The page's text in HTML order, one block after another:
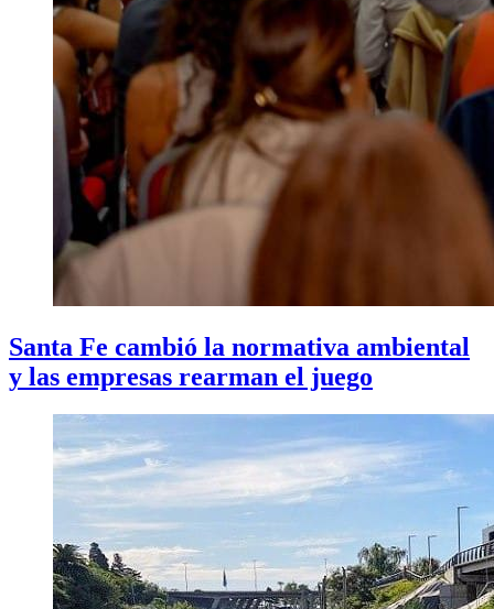
Santa Fe cambió la normativa ambiental
y las empresas rearman el juego